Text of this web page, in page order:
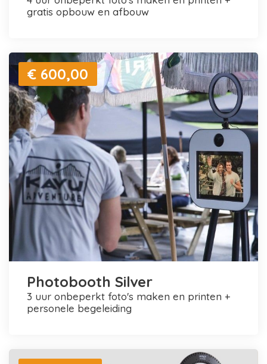
gratis opbouw en afbouw
€ 600,00
Photobooth Silver
3 uur onbeperkt foto's maken en printen +
personele begeleiding